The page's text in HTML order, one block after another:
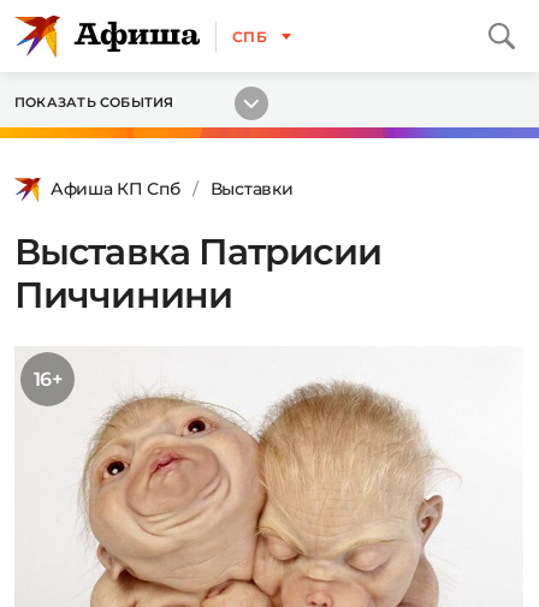
СПБ
ПОКАЗАТЬ СОБЫТИЯ
Афиша КП Спб Выставки
Выставка Патрисии
Пиччинини
16+